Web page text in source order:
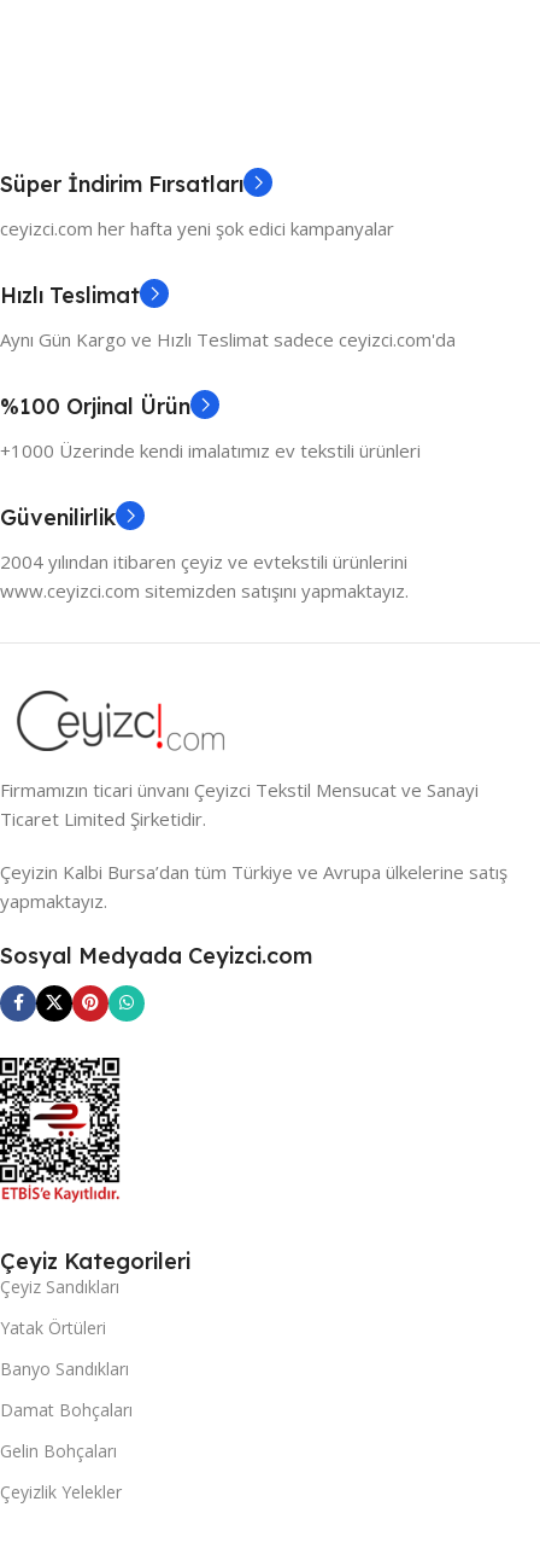
Süper İndirim Fırsatları
ceyizci.com her hafta yeni şok edici kampanyalar
Hızlı Teslimat
Aynı Gün Kargo ve Hızlı Teslimat sadece ceyizci.com'da
%100 Orjinal Ürün
+1000 Üzerinde kendi imalatımız ev tekstili ürünleri
Güvenilirlik
2004 yılından itibaren çeyiz ve evtekstili ürünlerini
www.ceyizci.com sitemizden satışını yapmaktayız.
Firmamızın ticari ünvanı Çeyizci Tekstil Mensucat ve Sanayi
Ticaret Limited Şirketidir.
Çeyizin Kalbi Bursa’dan tüm Türkiye ve Avrupa ülkelerine satış
yapmaktayız.
Sosyal Medyada Ceyizci.com
Çeyiz Kategorileri
Çeyiz Sandıkları
Yatak Örtüleri
Banyo Sandıkları
Damat Bohçaları
Gelin Bohçaları
Çeyizlik Yelekler